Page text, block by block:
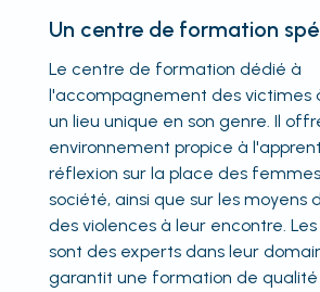
Un centre de formation
Le centre de formation dédié à
l'accompagnement des victimes
un lieu unique en son genre. Il
environnement propice à
réflexion sur la place des
société, ainsi que sur les moyens
des violences à leur encontre.
sont des experts dans leur
garantit une formation de